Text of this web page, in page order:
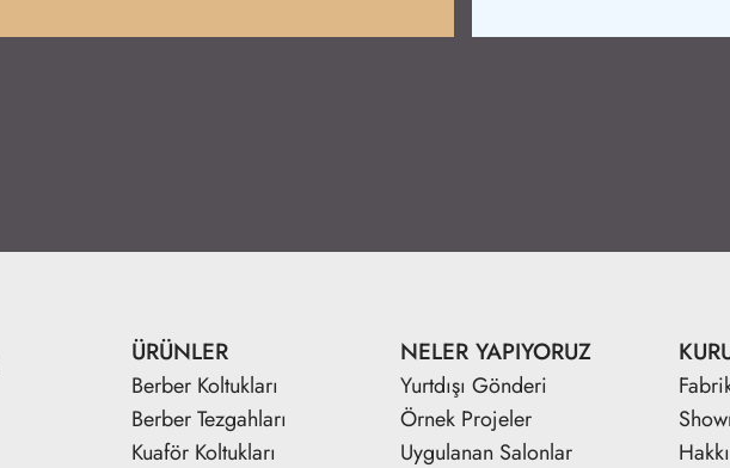
ÜRÜNLER
Berber Koltukları
Berber Tezgahları
Kuaför Koltukları
NELER YAPIYORUZ
Yurtdışı Gönderi
Örnek Projeler
Uygulanan Salonlar